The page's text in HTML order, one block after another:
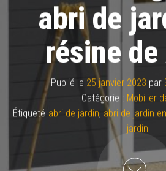
abri de
résine de
Publié le 25 janvier 2023 par
Catégorie : Mobilier
Étiqueté abri de jardin, abri de jardin
jardin